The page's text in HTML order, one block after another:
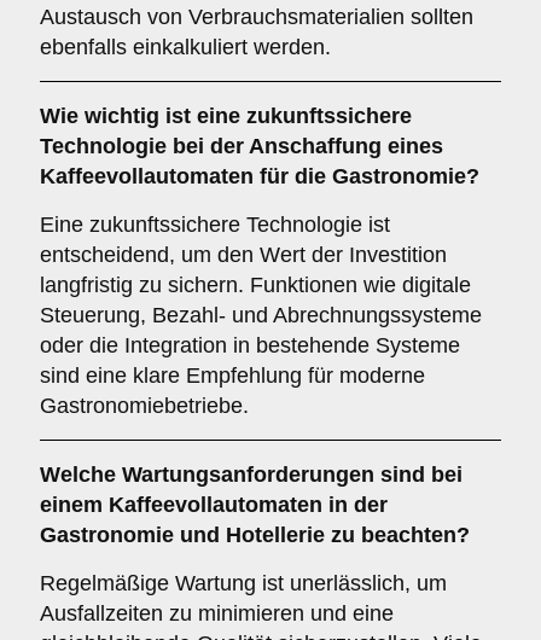
Austausch von Verbrauchsmaterialien sollten
ebenfalls einkalkuliert werden.
Wie wichtig ist eine zukunftssichere
Technologie bei der Anschaffung eines
Kaffeevollautomaten für die Gastronomie?
Eine zukunftssichere Technologie ist
entscheidend, um den Wert der Investition
langfristig zu sichern. Funktionen wie digitale
Steuerung, Bezahl- und Abrechnungssysteme
oder die Integration in bestehende Systeme
sind eine klare Empfehlung für moderne
Gastronomiebetriebe.
Welche Wartungsanforderungen sind bei
einem Kaffeevollautomaten in der
Gastronomie und Hotellerie zu beachten?
Regelmäßige Wartung ist unerlässlich, um
Ausfallzeiten zu minimieren und eine